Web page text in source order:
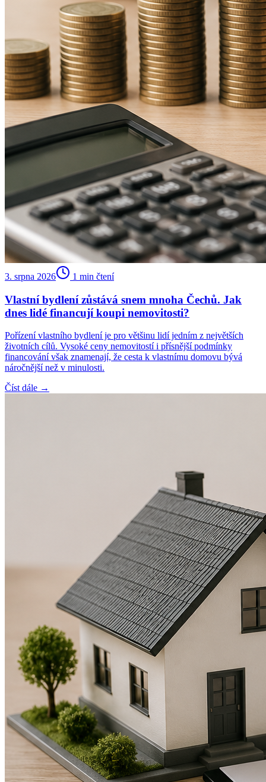
3. srpna 2026 1 min čtení
Vlastní bydlení zůstává snem mnoha Čechů. Jak
dnes lidé financují koupi nemovitosti?
Pořízení vlastního bydlení je pro většinu lidí jedním z největších
životních cílů. Vysoké ceny nemovitostí i přísnější podmínky
financování však znamenají, že cesta k vlastnímu domovu bývá
náročnější než v minulosti.
Číst dále →